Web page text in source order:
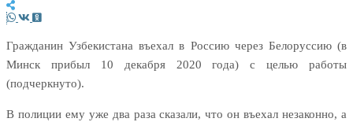
Гражданин Узбекистана въехал в Россию через Белоруссию (в
Минск прибыл 10 декабря 2020 года) с целью работы
(подчеркнуто).
В полиции ему уже два раза сказали, что он въехал незаконно, а